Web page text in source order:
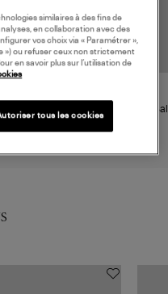
Ballerines Swan Noir
similaires à des fins de
en collaboration avec des
vos choix via « Paramétrer »,
») ou refuser ceux non strictement
en savoir plus sur l’utilisation de
tous les cookies